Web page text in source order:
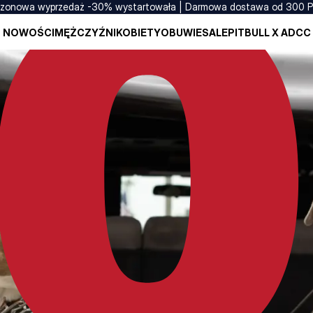
wyprzedaż -30% wystartowała | Darmowa dostawa od 300
NOWOŚCIMĘŻCZYŹNIKOBIETYOBUWIESALEPITBULL X ADCC